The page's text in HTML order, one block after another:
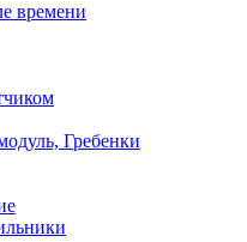
времени
Гребенки